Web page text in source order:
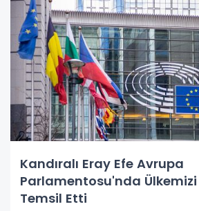
Kandıralı Eray Efe Avrupa
Parlamentosu'nda
Temsil Etti